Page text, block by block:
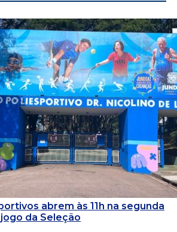
abrem às 11h na segunda
da Seleção